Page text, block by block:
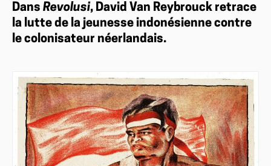
Dans Revolusi, David Van Reybrouck retrace
la lutte de la jeunesse indonésienne contre
le colonisateur néerlandais.